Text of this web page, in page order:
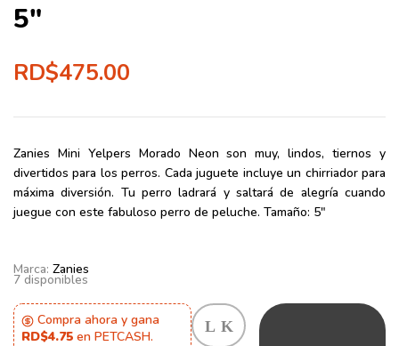
5″
RD$475.00
Zanies Mini Yelpers Morado Neon son muy, lindos, tiernos y
divertidos para los perros. Cada juguete incluye un chirriador para
máxima diversión. Tu perro ladrará y saltará de alegría cuando
juegue con este fabuloso perro de peluche. Tamaño: 5″
Marca: Zanies
7 disponibles
Compra ahora y gana
RD$4.75 en PETCASH.